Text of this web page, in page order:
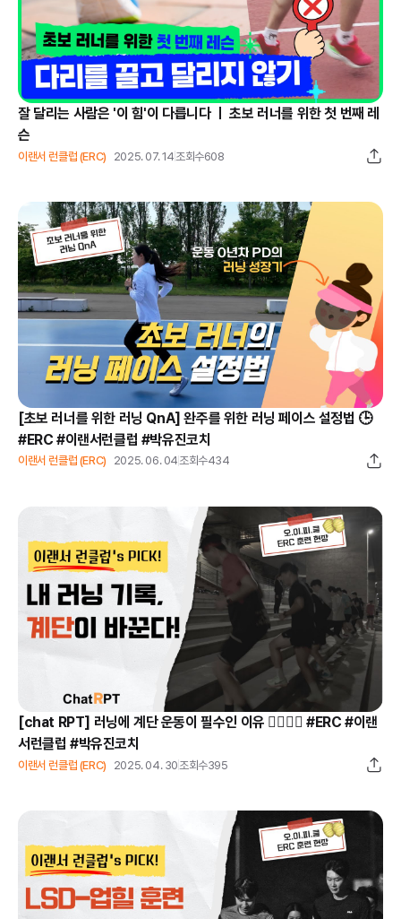
잘 달리는 사람은 '이 힘'이 다릅니다 ㅣ 초보 러너를 위한 첫 번째 레
슨
이랜서 런클럽 (ERC) 2025. 07. 14 조회수608
[초보 러너를 위한 러닝 QnA] 완주를 위한 러닝 페이스 설정법 🕒
#ERC #이랜서런클럽 #박유진코치
이랜서 런클럽 (ERC) 2025. 06. 04조회수434
[chat RPT] 러닝에 계단 운동이 필수인 이유 🏃‍♀️🏃‍♂️ #ERC #이랜
서런클럽 #박유진코치
이랜서 런클럽 (ERC) 2025. 04. 30 조회수395